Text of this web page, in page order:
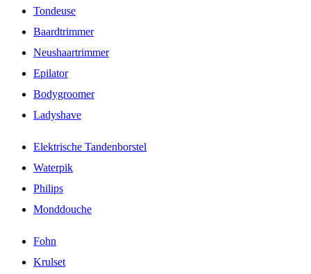
Tondeuse
Baardtrimmer
Neushaartrimmer
Epilator
Bodygroomer
Ladyshave
Elektrische Tandenborstel
Waterpik
Philips
Monddouche
Fohn
Krulset